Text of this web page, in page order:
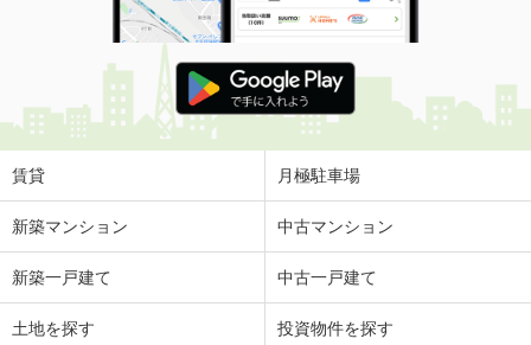
賃貸 月極駐車場
新築マンション 中古マンション
新築一戸建て 中古一戸建て
土地を探す 投資物件を探す